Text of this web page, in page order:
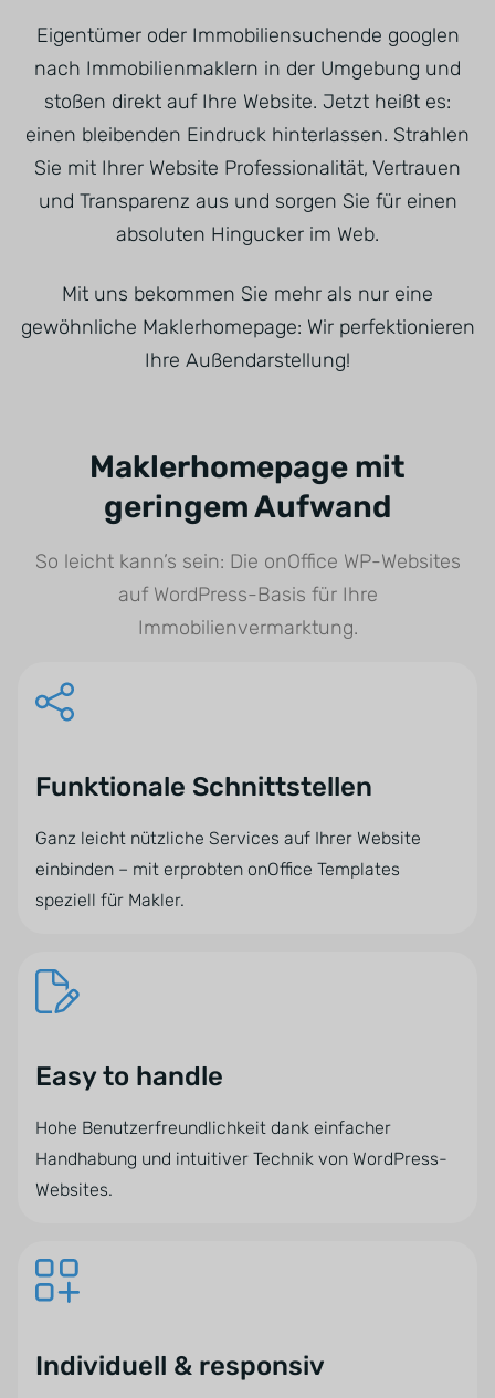
Eigentümer oder Immobiliensuchende googlen
nach Immobilienmaklern in der Umgebung und
stoßen direkt auf Ihre Website. Jetzt heißt es:
einen bleibenden Eindruck hinterlassen. Strahlen
Sie mit Ihrer Website Professionalität, Vertrauen
und Transparenz aus und sorgen Sie für einen
absoluten Hingucker im Web.
Mit uns bekommen Sie mehr als nur eine
gewöhnliche Maklerhomepage: Wir perfektionieren
Ihre Außendarstellung!
Maklerhomepage mit
geringem Aufwand
So leicht kann’s sein: Die onOffice WP-Websites
auf WordPress-Basis für Ihre
Immobilienvermarktung.
Funktionale Schnittstellen
Ganz leicht nützliche Services auf Ihrer Website
einbinden – mit erprobten onOffice Templates
speziell für Makler.
Easy to handle
Hohe Benutzerfreundlichkeit dank einfacher
Handhabung und intuitiver Technik von WordPress-
Websites.
Individuell & responsiv